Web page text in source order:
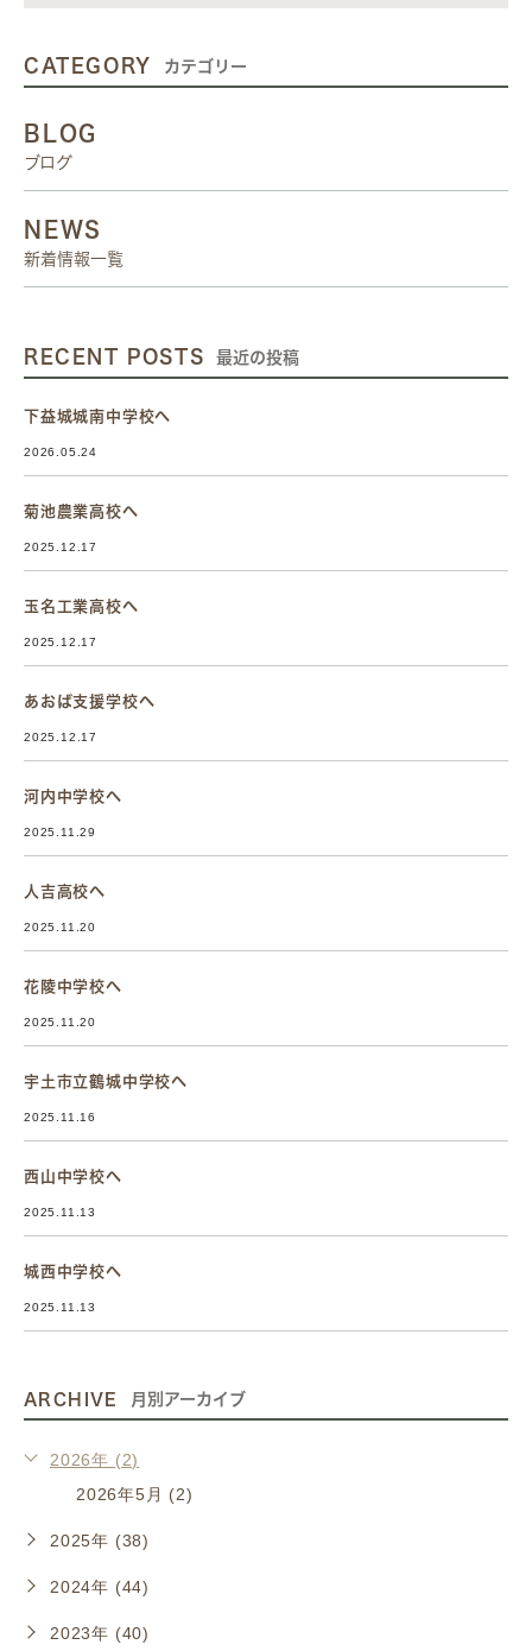
CATEGORY カテゴリー
BLOG
ブログ
NEWS
新着情報一覧
RECENT POSTS 最近の投稿
下益城城南中学校へ
2026.05.24
菊池農業高校へ
2025.12.17
玉名工業高校へ
2025.12.17
あおば支援学校へ
2025.12.17
河内中学校へ
2025.11.29
人吉高校へ
2025.11.20
花陵中学校へ
2025.11.20
宇土市立鶴城中学校へ
2025.11.16
西山中学校へ
2025.11.13
城西中学校へ
2025.11.13
ARCHIVE 月別アーカイブ
2026年 (2)
2026年5月 (2)
2025年 (38)
2024年 (44)
2023年 (40)